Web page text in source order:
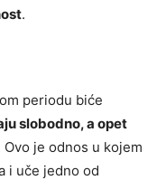
.
periodu biće
slobodno, a opet
je odnos u kojem
i uče jedno od